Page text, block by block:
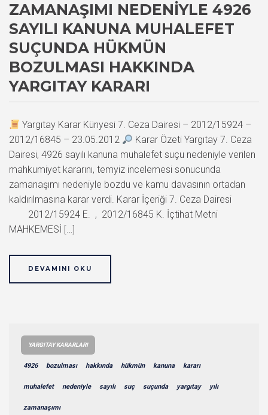
ZAMANAŞIMI NEDENIYLE 4926
SAYILI KANUNA MUHALEFET
SUÇUNDA HÜKMÜN
BOZULMASI HAKKINDA
YARGITAY KARARI
Yargıtay Karar Künyesi 7. Ceza Dairesi – 2012/15924 –
2012/16845 – 23.05.2012
Karar Özeti Yargıtay 7. Ceza
Dairesi, 4926 sayılı kanuna muhalefet suçu nedeniyle verilen
mahkumiyet kararını, temyiz incelemesi sonucunda
zamanaşımı nedeniyle bozdu ve kamu davasının ortadan
kaldırılmasına karar verdi. Karar İçeriği 7. Ceza Dairesi
2012/15924 E. , 2012/16845 K. İçtihat Metni
MAHKEMESİ […]
DEVAMINI OKU
YARGITAY KARARLARI
4926 bozulması hakkında hükmün kanuna kararı
muhalefet nedeniyle sayılı suç suçunda yargıtay yılı
zamanaşımı